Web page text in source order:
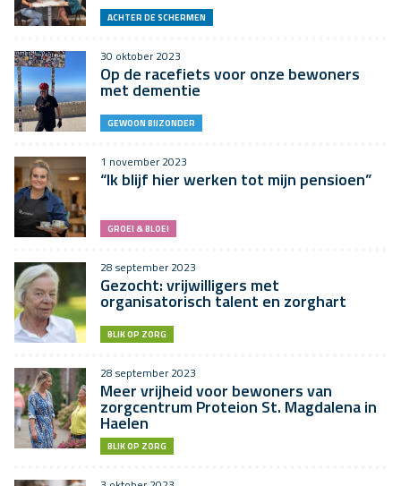
ACHTER DE SCHERMEN
30 oktober 2023
Op de racefiets voor onze bewoners
met dementie
GEWOON BIJZONDER
1 november 2023
“Ik blijf hier werken tot mijn pensioen”
GROEI & BLOEI
28 september 2023
Gezocht: vrijwilligers met
organisatorisch talent en zorghart
BLIK OP ZORG
28 september 2023
Meer vrijheid voor bewoners van
zorgcentrum Proteion St. Magdalena in
Haelen
BLIK OP ZORG